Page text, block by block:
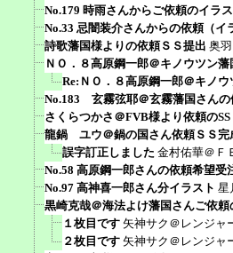
No.179 時雨さんからご依頼のイラ
No.33 忌闇装介さんからの依頼（イ
詩歌藩国様よりの依頼ＳＳ提出 奥
ＮＯ．８高原鋼一郎＠キノウツン
Re:ＮＯ．８高原鋼一郎＠キノ
No.183 玄霧弦耶＠玄霧藩国さんの
さくらつかさ＠FVB様より依頼のSS
龍鍋 ユウ＠鍋の国さん依頼ＳＳ完
誤字訂正しました 金村佑華＠Ｆ
No.58 高原鋼一郎さんの依頼希望
No.97 高神喜一郎さん分イラスト 星
黒崎克哉＠海法よけ藩国さんご依頼
１枚目です 矢神サク＠レンジャ
２枚目です 矢神サク＠レンジャ